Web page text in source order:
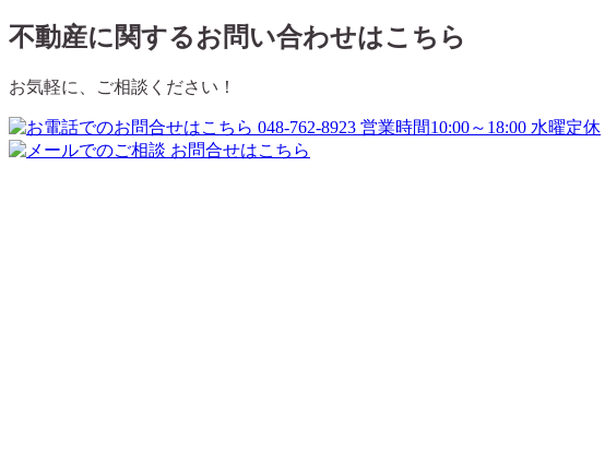
不動産に関するお問い合わせはこちら
お気軽に、ご相談ください！